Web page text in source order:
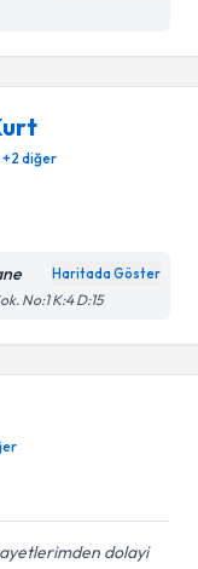
+2 diğer
Haritada Göster
No:1 K:4 D:15
dolayi